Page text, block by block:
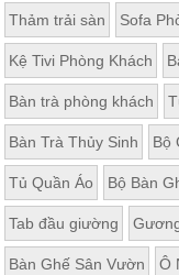
Thảm trải sàn Sofa
Kệ Tivi Phòng Khách
Bàn trà phòng khách
Bàn Trà Thủy Sinh Bộ
Tủ Quần Áo Bộ Bàn
Tab đầu giường
Bàn Ghế Sân Vườn Ô